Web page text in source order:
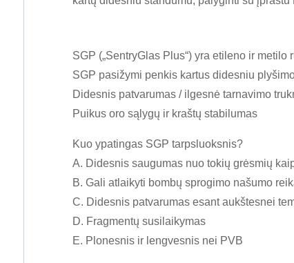
SGP („SentryGlas Plus“) yra etileno ir
SGP pasižymi penkis kartus didesniu
Didesnis patvarumas / ilgesnė tarnavimo
Puikus oro sąlygų ir kraštų stabilumas
Kuo ypatingas SGP tarpsluoksnis?
A. Didesnis saugumas nuo tokių grėsmių
B. Gali atlaikyti bombų sprogimo našumo
C. Didesnis patvarumas esant aukštesnei
D. Fragmentų susilaikymas
E. Plonesnis ir lengvesnis nei PVB